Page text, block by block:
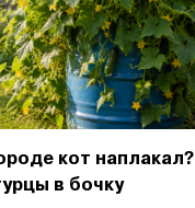
кот наплакал?
в бочку